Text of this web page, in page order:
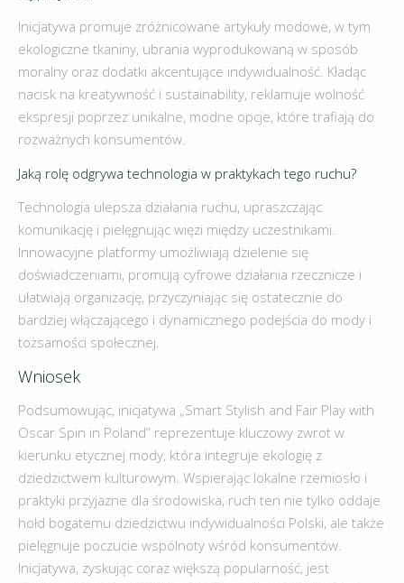
Inicjatywa promuje zróżnicowane artykuły modowe, w tym
ekologiczne tkaniny, ubrania wyprodukowaną w sposób
moralny oraz dodatki akcentujące indywidualność. Kładąc
nacisk na kreatywność i sustainability, reklamuje wolność
ekspresji poprzez unikalne, modne opcje, które trafiają do
rozważnych konsumentów.
Jaką rolę odgrywa technologia w praktykach tego ruchu?
Technologia ulepsza działania ruchu, upraszczając
komunikację i pielęgnując więzi między uczestnikami.
Innowacyjne platformy umożliwiają dzielenie się
doświadczeniami, promują cyfrowe działania rzecznicze i
ułatwiają organizację, przyczyniając się ostatecznie do
bardziej włączającego i dynamicznego podejścia do mody i
tożsamości społecznej.
Wniosek
Podsumowując, inicjatywa „Smart Stylish and Fair Play with
Oscar Spin in Poland” reprezentuje kluczowy zwrot w
kierunku etycznej mody, która integruje ekologię z
dziedzictwem kulturowym. Wspierając lokalne rzemiosło i
praktyki przyjazne dla środowiska, ruch ten nie tylko oddaje
hołd bogatemu dziedzictwu indywidualności Polski, ale także
pielęgnuje poczucie wspólnoty wśród konsumentów.
Inicjatywa, zyskując coraz większą popularność, jest